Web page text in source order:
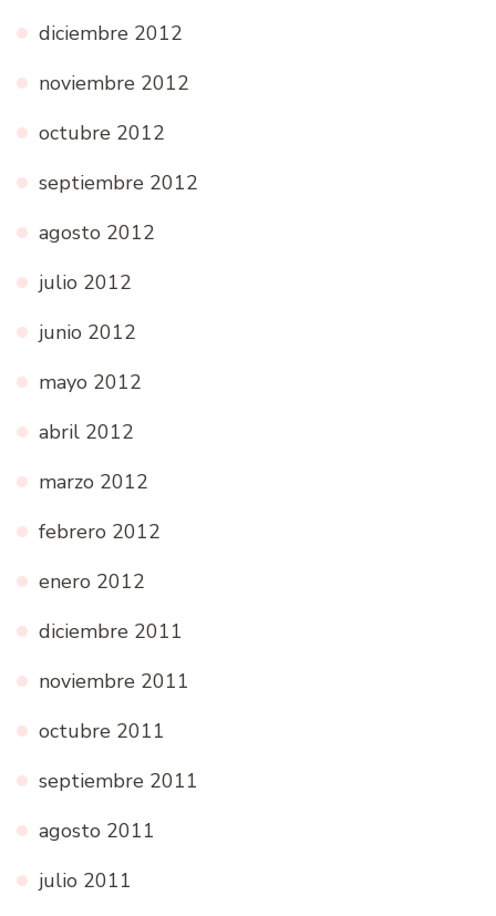
diciembre 2012
noviembre 2012
octubre 2012
septiembre 2012
agosto 2012
julio 2012
junio 2012
mayo 2012
abril 2012
marzo 2012
febrero 2012
enero 2012
diciembre 2011
noviembre 2011
octubre 2011
septiembre 2011
agosto 2011
julio 2011